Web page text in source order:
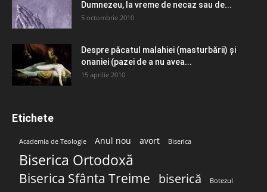
Dumnezeu, la vreme de necaz sau de...
5 octombrie 2010
Despre păcatul malahiei (masturbării) şi
onaniei (pazei de a nu avea...
15 aprilie 2010
Etichete
Academia de Teologie Anul nou avort Biserica
Biserica Ortodoxă
Biserica Sfânta Treime biserică Botezul